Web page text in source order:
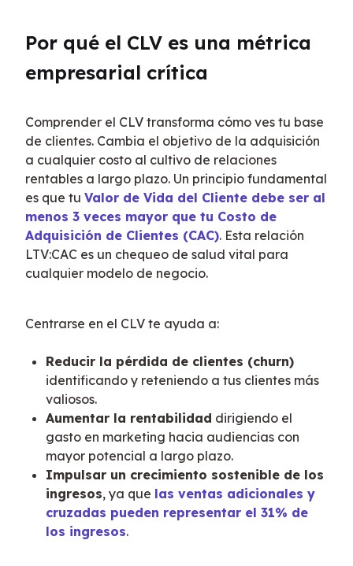
Por qué el CLV es una métrica
empresarial crítica
Comprender el CLV transforma cómo ves tu base
de clientes. Cambia el objetivo de la adquisición
a cualquier costo al cultivo de relaciones
rentables a largo plazo. Un principio fundamental
es que tu Valor de Vida del Cliente debe ser al
menos 3 veces mayor que tu Costo de
Adquisición de Clientes (CAC). Esta relación
LTV:CAC es un chequeo de salud vital para
cualquier modelo de negocio.
Centrarse en el CLV te ayuda a:
Reducir la pérdida de clientes (churn)
identificando y reteniendo a tus clientes más
valiosos.
Aumentar la rentabilidad dirigiendo el
gasto en marketing hacia audiencias con
mayor potencial a largo plazo.
Impulsar un crecimiento sostenible de los
ingresos, ya que las ventas adicionales y
cruzadas pueden representar el 31% de
los ingresos.